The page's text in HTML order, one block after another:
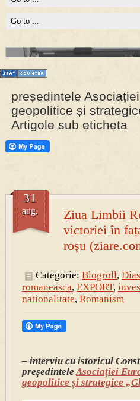
PRESA
Permise pentru vânătoarea de
Prima mea carte publicata
Averea Presedintelui: prima
conturi secrete ale Securitatii.
președintele
geopolitice și
Artigole sub eticheta
Ziua Limbii
victoriei în
roșu
31
aug.
Categorie: Blogroll,
romaneasca, EXPORT,
nationalitate, Romanism
– interviu cu istoricul
președinteleAsociației
geopolitice și strategice